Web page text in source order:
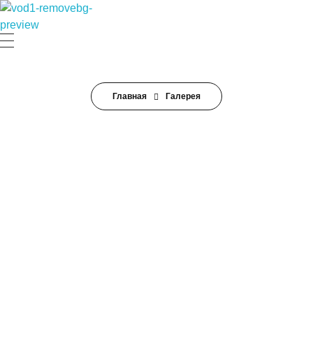
МОО "ФСО Водник" Санкт-Петербург
МОО "ФСО Водник" Санкт-Петербург
Главная Галерея